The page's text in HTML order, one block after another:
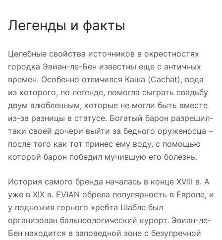
Легенды и факты
Целебные свойства источников в окрестностях
городка Эвиан-ле-Бен известны еще с античных
времен. Особенно отличился Каша (Cachat), вода
из которого, по легенде, помогла сыграть свадьбу
двум влюбленным, которые не могли быть вместе
из-за разницы в статусе. Богатый барон разрешил-
таки своей дочери выйти за бедного оруженосца –
после того как тот принес ему воду, с помощью
которой барон победил мучившую его болезнь.
История самого бренда началась в конце XVIII в. А
уже в XIX в. EVIAN обрела популярность в Европе, и
у подножия горного хребта Шабле был
организован бальнеологический курорт. Эвиан-ле-
Бен находится в заповедной зоне с безупречной